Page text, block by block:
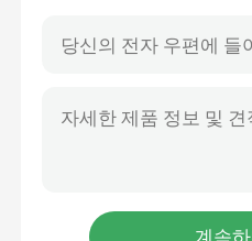
MPO 플러그반